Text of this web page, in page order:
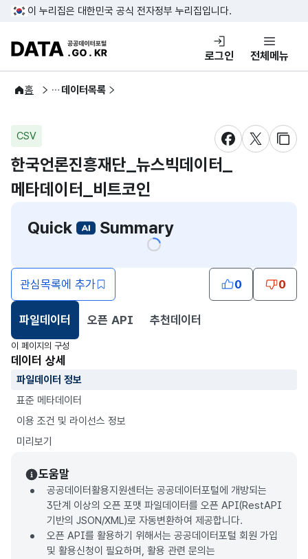
콘텐츠 바로가기
푸터 바로가기
이 누리집은 대한민국 공식 전자정부 누리집입니다.
DATA.GO.KR 공공데이터포털
로그인 전체메뉴
홈
공공데이터 데이터목록
CSV
새창 열림새창 열림
새창
한국언론진흥재단_뉴스빅데이터_
메타데이터_비트코인
Quick
Summary
관심목록에 추가 0 0
파일데이터
선택됨
오픈 API 추천데이터
이 페이지의 구성
데이터 상세
파일데이터 정보
표준 메타데이터
이용 조건 및 라이선스 정보
미리보기
도움말
공공데이터활용지원센터는 공공데이터포털에 개방되는
3단계 이상의 오픈 포맷 파일데이터를 오픈 API(RestAPI
기반의 JSON/XML)로 자동변환하여 제공합니다.
오픈 API를 활용하기 위해서는 공공데이터포털 회원 가입
및 활용신청이 필요하며, 활용 관련 문의는